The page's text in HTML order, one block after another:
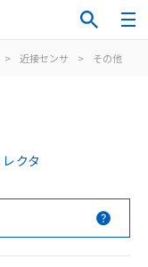
> 近接センサ > その他
クタ